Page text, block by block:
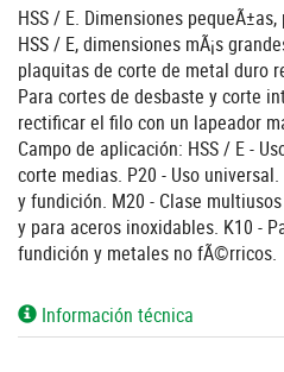
HSS / E. Dimensiones
HSS / E, dimensiones mÃ¡s
plaquitas de corte de metal duro
Para cortes de desbaste y corte
rectificar el filo con un lapeador
Campo de aplicación: HSS / E -
corte medias. P20 - Uso
y fundición. M20 - Clase
y para aceros inoxidables. K10 -
fundición y metales no fÃ©rricos.
Información técnica